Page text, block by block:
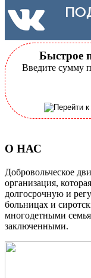
Быстрое
Введите сумму
О НАС
Добровольческое
организация,
долгосрочную и
больницах и
многодетными
заключенными.